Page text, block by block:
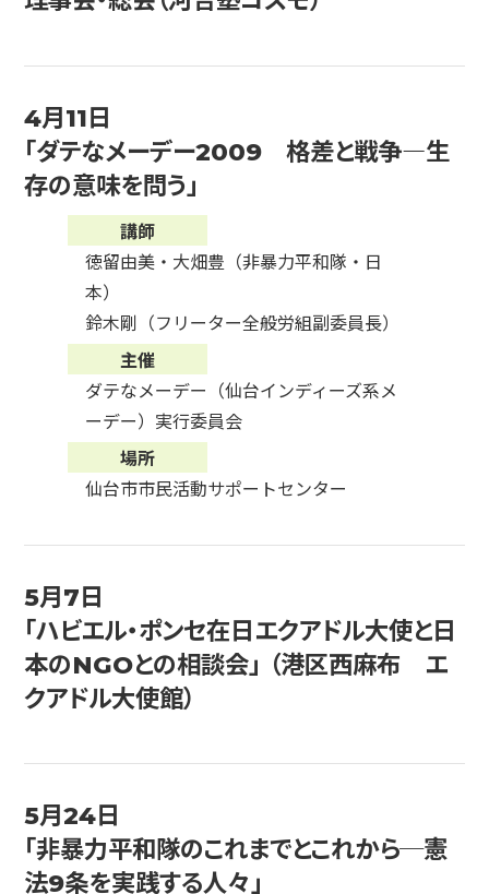
4月11日
「ダテなメーデー2009 格差と戦争―生
存の意味を問う」
講師
徳留由美・大畑豊（非暴力平和隊・日
本）
鈴木剛（フリーター全般労組副委員長）
主催
ダテなメーデー（仙台インディーズ系メ
ーデー）実行委員会
場所
仙台市市民活動サポートセンター
5月7日
「ハビエル・ポンセ在日エクアドル大使と日
本のNGOとの相談会」 （港区西麻布 エ
クアドル大使館）
5月24日
「非暴力平和隊のこれまでとこれから─憲
法9条を実践する人々」